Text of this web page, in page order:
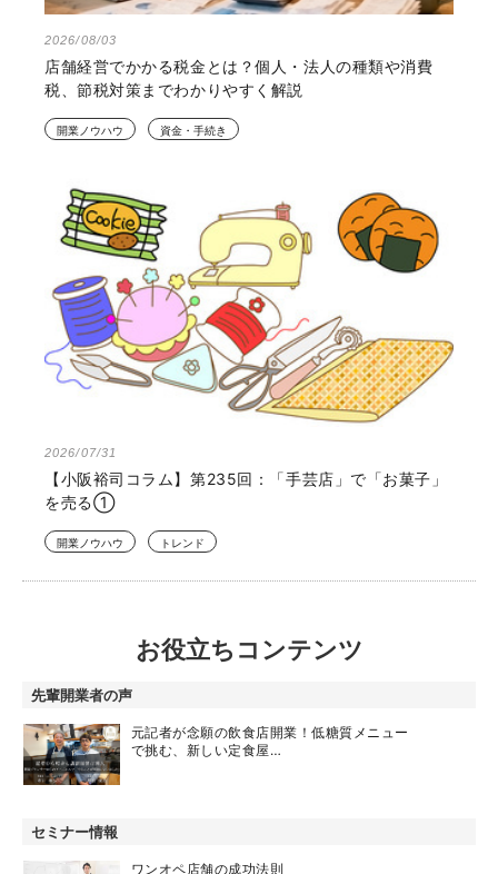
2026/08/03
店舗経営でかかる税金とは？個人・法人の種類や消費
税、節税対策までわかりやすく解説
開業ノウハウ 資金・手続き
2026/07/31
【小阪裕司コラム】第235回：「手芸店」で「お菓子」
を売る①
開業ノウハウ トレンド
お役立ちコンテンツ
先輩開業者の声
元記者が念願の飲食店開業！低糖質メニュー
で挑む、新しい定食屋…
セミナー情報
ワンオペ店舗の成功法則